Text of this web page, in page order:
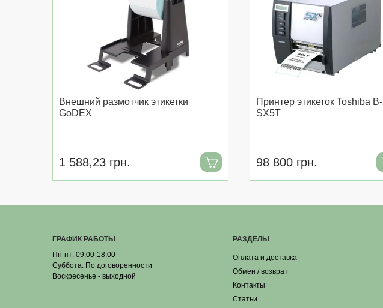
Внешний размотчик этикетки
GoDEX
1 588,23 грн.
Принтер этикеток Toshiba B-
SX5T
98 800 грн.
ГРАФИК РАБОТЫ
Пн-пт: 09.00-18.00
Суббота: По договоренности
Воскресенье - выходной
РАЗДЕЛЫ
Оплата и доставка
Обмен / возврат
Контакты
Статьи